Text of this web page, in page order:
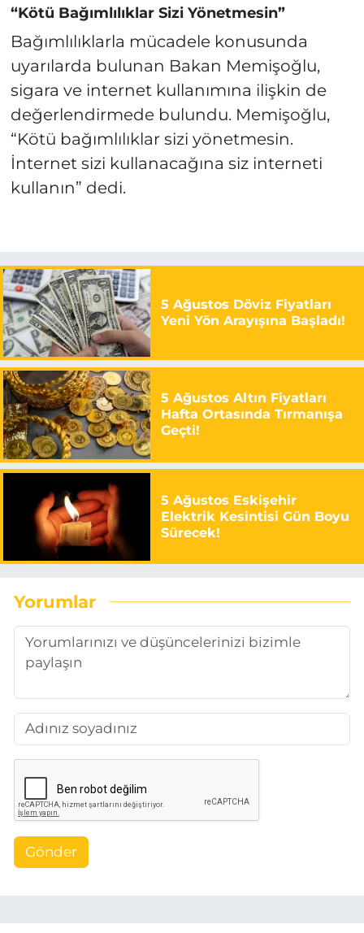
“Kötü Bağımlılıklar Sizi Yönetmesin”
Bağımlılıklarla mücadele konusunda
uyarılarda bulunan Bakan Memişoğlu,
sigara ve internet kullanımına ilişkin de
değerlendirmede bulundu. Memişoğlu,
“Kötü bağımlılıklar sizi yönetmesin.
İnternet sizi kullanacağına siz interneti
kullanın” dedi.
5 Ağustos Döviz Fiyatları
Yeni Yön Arayışına Başladı!
5 Ağustos Altın Fiyatları
Hafta Ortasında Tırmanışa
Geçti!
5 Ağustos Eskişehir
Elektrik Kesintisi Gün Boyu
Sürecek!
Yorumlar
Gönder